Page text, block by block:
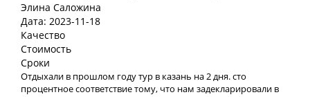
Элина Саложина
Дата: 2023-11-18
Качество
Стоимость
Сроки
Отдыхали в прошлом году тур в казань на 2 дня. сто
процентное соответствие тому, что нам задекларировали в